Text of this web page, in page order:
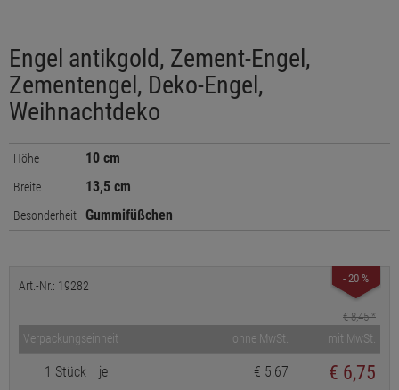
Engel antikgold, Zement-Engel,
Zementengel, Deko-Engel,
Weihnachtdeko
Höhe 10 cm
Breite 13,5 cm
Besonderheit Gummifüßchen
- 20 %
Art.-Nr.: 19282
€ 8,45*
Verpackungseinheit ohne MwSt. mit MwSt.
1 Stück je € 5,67 € 6,75